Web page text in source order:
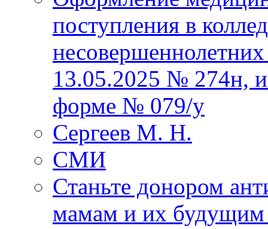
поступления в
13.05.2025 № 274н,
форме № 079/у
Сергеев М. Н.
СМИ
Станьте донором
мамам и их